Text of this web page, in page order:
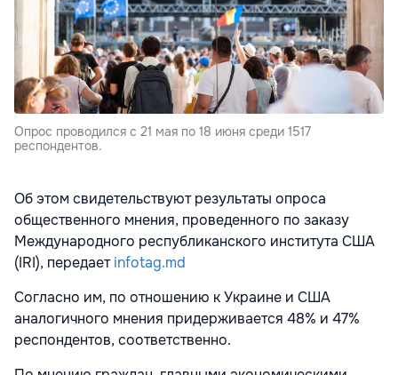
Опрос проводился с 21 мая по 18 июня среди 1517
респондентов.
Об этом свидетельствуют результаты опроса
общественного мнения, проведенного по заказу
Международного республиканского института США
(IRI), передаетinfotag.md
Согласно им, по отношению к Украине и США
аналогичного мнения придерживается 48% и 47%
респондентов, соответственно.